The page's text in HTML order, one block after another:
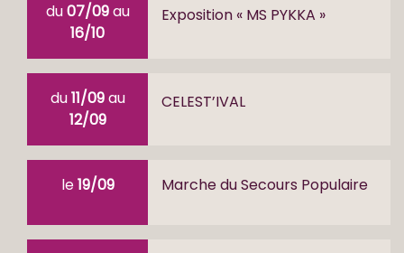
du07/09au
16/10
Exposition « MS PYKKA »
du11/09au
12/09
CELEST’IVAL
le19/09 Marche du Secours Populaire